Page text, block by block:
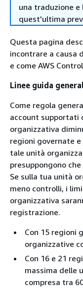
una traduzione e
quest'ultima
Questa pagina
incontrare a causa
e come AWS
Linee guida
Come regola
account supportati
organizzativa
regioni governate
tale unità
presuppongono
Se sulla tua unità
meno controlli, i
organizzativa
registrazione.
Con 15 regioni
organizzative
Con 16 e 21
massima delle
compresa tra